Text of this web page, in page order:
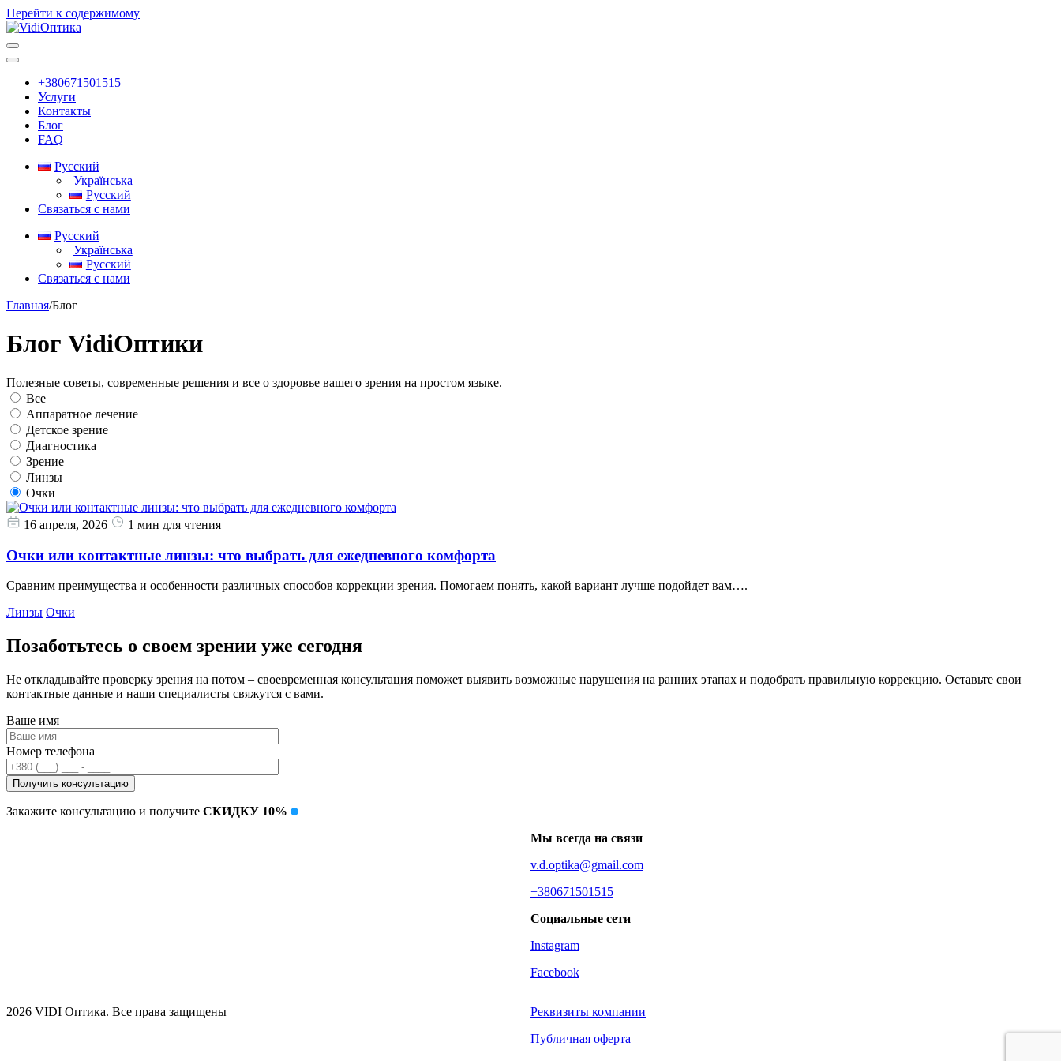
Перейти к содержимому
Основная
навигация
+380671501515
Услуги
Контакты
Блог
FAQ
Русский
Українська
Русский
Связаться с нами
Русский
Українська
Русский
Связаться с нами
Главная/Блог
Блог VidiОптики
Полезные советы, современные решения и все о здоровье вашего зрения на простом языке.
Все
Аппаратное лечение
Детское зрение
Диагностика
Зрение
Линзы
Очки
16 апреля, 2026 1 мин для чтения
Очки или контактные линзы: что выбрать для ежедневного комфорта
Сравним преимущества и особенности различных способов коррекции зрения. Помогаем понять, какой вариант лучше подойдет вам….
Линзы Очки
Позаботьтесь о своем зрении уже сегодня
Не откладывайте проверку зрения на потом – своевременная консультация поможет выявить возможные нарушения на ранних этапах и подобрать правильную коррекцию. Оставьте свои
контактные данные и наши специалисты свяжутся с вами.
Ваше имя
Номер телефона
Закажите консультацию и получите СКИДКУ 10%
Мы всегда на связи
v.d.optika@gmail.com
+380671501515
Социальные сети
Instagram
Facebook
2026 VIDI Оптика. Все права защищены
Реквизиты компании
Публичная оферта